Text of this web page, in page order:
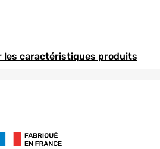
les caractéristiques produits
HEAD